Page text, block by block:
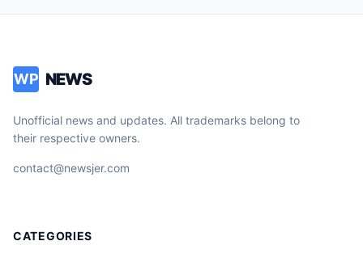
WP NEWS
Unofficial news and updates. All trademarks belong to
their respective owners.
contact@newsjer.com
CATEGORIES